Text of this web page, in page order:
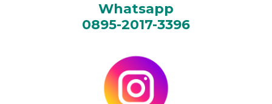
Whatsapp
0895-2017-3396